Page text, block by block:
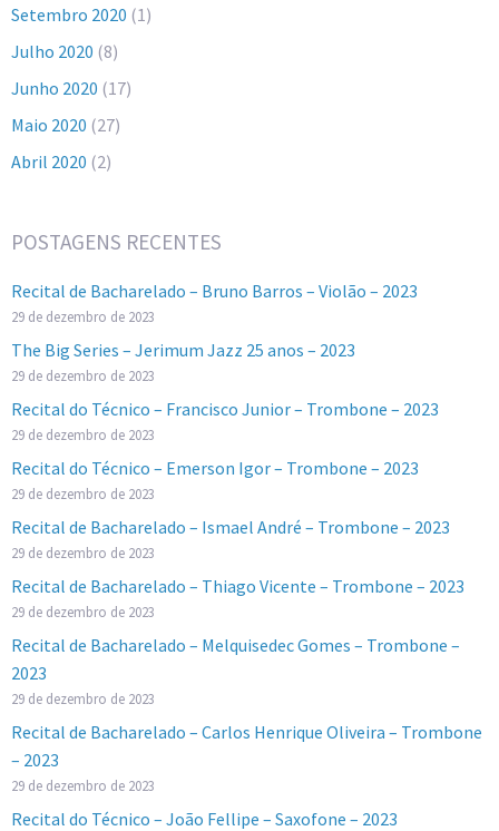
Setembro 2020 (1)
Julho 2020 (8)
Junho 2020 (17)
Maio 2020 (27)
Abril 2020 (2)
POSTAGENS RECENTES
Recital de Bacharelado – Bruno Barros – Violão – 2023
29 de dezembro de 2023
The Big Series – Jerimum Jazz 25 anos – 2023
29 de dezembro de 2023
Recital do Técnico – Francisco Junior – Trombone – 2023
29 de dezembro de 2023
Recital do Técnico – Emerson Igor – Trombone – 2023
29 de dezembro de 2023
Recital de Bacharelado – Ismael André – Trombone – 2023
29 de dezembro de 2023
Recital de Bacharelado – Thiago Vicente – Trombone – 2023
29 de dezembro de 2023
Recital de Bacharelado – Melquisedec Gomes – Trombone –
2023
29 de dezembro de 2023
Recital de Bacharelado – Carlos Henrique Oliveira – Trombone
– 2023
29 de dezembro de 2023
Recital do Técnico – João Fellipe – Saxofone – 2023